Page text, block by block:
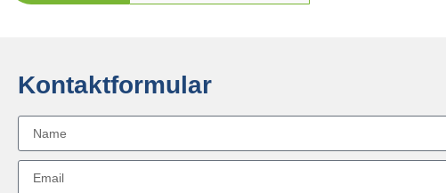
Kontaktformular